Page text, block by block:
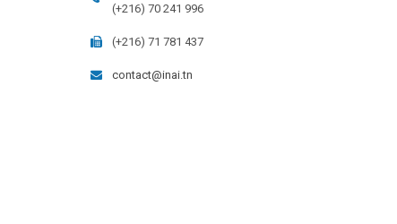
(+216) 70 241 996
(+216) 71 781 437
contact@inai.tn